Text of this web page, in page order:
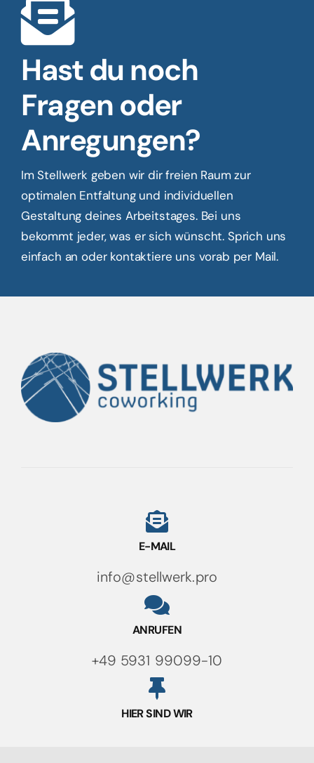
Hast du noch
Fragen oder
Anregungen?
Im Stellwerk geben wir dir freien Raum zur
optimalen Entfaltung und individuellen
Gestaltung deines Arbeitstages. Bei uns
bekommt jeder, was er sich wünscht. Sprich uns
einfach an oder kontaktiere uns vorab per Mail.
E-MAIL
info@stellwerk.pro
ANRUFEN
+49 5931 99099-10
HIER SIND WIR